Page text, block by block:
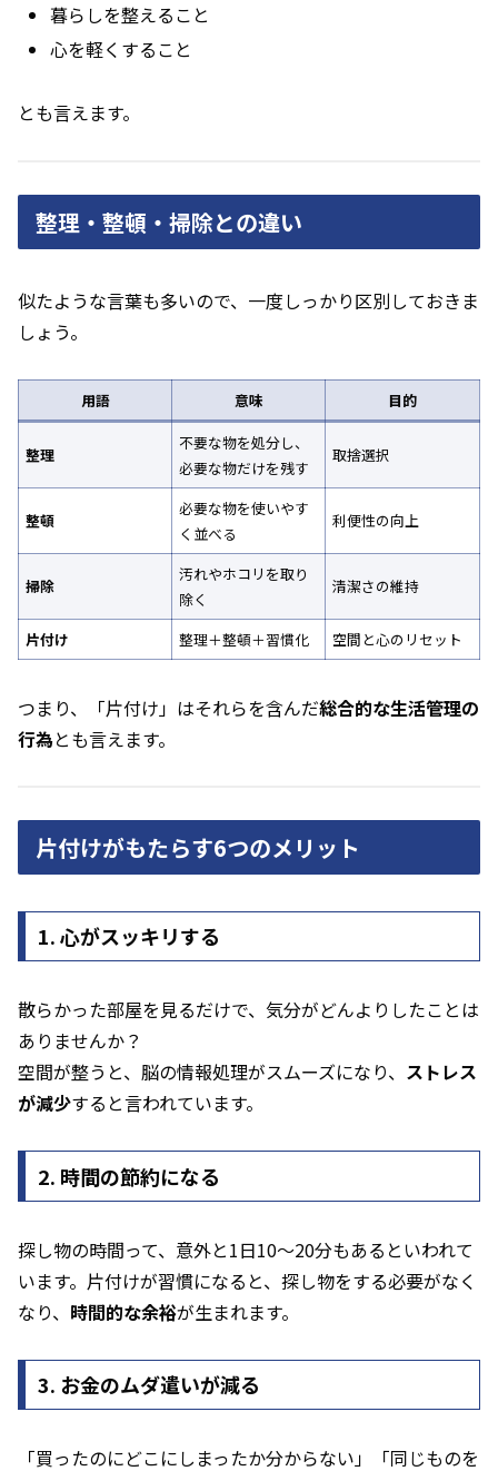
暮らしを整えること
心を軽くすること
とも言えます。
整理・整頓・掃除との違い
似たような言葉も多いので、一度しっかり区別しておきま
しょう。
用語 意味 目的
整理
不要な物を処分し、
必要な物だけを残す
取捨選択
整頓
必要な物を使いやす
く並べる
利便性の向上
掃除
汚れやホコリを取り
除く
清潔さの維持
片付け 整理＋整頓＋習慣化 空間と心のリセット
つまり、「片付け」はそれらを含んだ総合的な生活管理の
行為とも言えます。
片付けがもたらす6つのメリット
1. 心がスッキリする
散らかった部屋を見るだけで、気分がどんよりしたことは
ありませんか？
空間が整うと、脳の情報処理がスムーズになり、 ストレス
が減少すると言われています。
2. 時間の節約になる
探し物の時間って、意外と1日10〜20分もあるといわれて
います。片付けが習慣になると、探し物をする必要がなく
なり、 時間的な余裕が生まれます。
3. お金のムダ遣いが減る
「買ったのにどこにしまったか分からない」「同じものを